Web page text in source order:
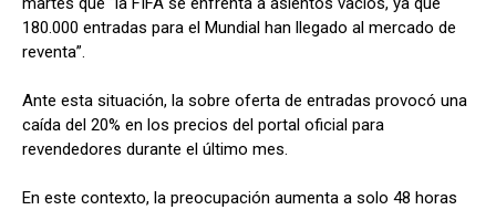
180.000 entradas para el Mundial han llegado al mercado de
reventa”.
Ante esta situación, la sobre oferta de entradas provocó una
caída del 20% en los precios del portal oficial para
revendedores durante el último mes.
En este contexto, la preocupación aumenta a solo 48 horas